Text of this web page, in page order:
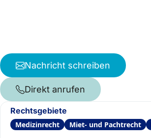
Nachricht schreiben
Direkt anrufen
Rechtsgebiete
Medizinrecht Miet- und Pachtrecht